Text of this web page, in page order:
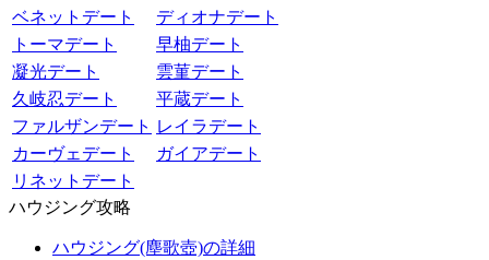
ベネットデート
ディオナデート
トーマデート
早柚デート
凝光デート
雲菫デート
久岐忍デート
平蔵デート
ファルザンデート レイラデート
カーヴェデート
ガイアデート
リネットデート
ハウジング攻略
ハウジング(塵歌壺)の詳細